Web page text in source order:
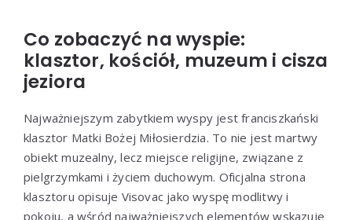
Co zobaczyć na wyspie:
klasztor, kościół, muzeum i cisza
jeziora
Najważniejszym zabytkiem wyspy jest franciszkański
klasztor Matki Bożej Miłosierdzia. To nie jest martwy
obiekt muzealny, lecz miejsce religijne, związane z
pielgrzymkami i życiem duchowym. Oficjalna strona
klasztoru opisuje Visovac jako wyspę modlitwy i
pokoju, a wśród najważniejszych elementów wskazuje